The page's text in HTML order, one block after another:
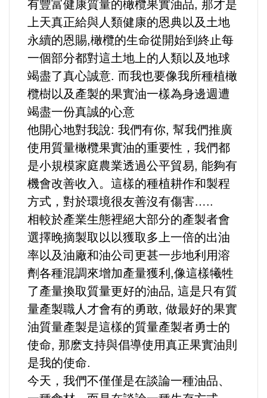
有豐富健康質量的橄欖果實油品, 那才是
上天真正給與人類健康的恩典以及土地
永續的恩賜,橄欖的生命從開始到終止每
一個部分都對這土地上的人類以及地球
竭盡了真心誠意. 而我也要像我所種植橄
欖樹以及產製的果實油一樣為身邊週遭
竭盡一份真誠的心意
他開心地對我說: 我們有你, 幫我們推廣
使用質量橄欖果實油的重要性，我們都
是小規模家庭農業透過公平貿易, 能夠有
機會改善收入。這樣的種植耕作和製程
方式，對於環境很友善沒有傷害…..
相較於產業生態裡絕大部分的產製者會
選擇晚摘製取以以獲取多上一倍的出油
率以及油廠和油公司更甚一步地利用溶
劑各種混調來增加產量獲利,像這樣犧牲
了產量換取質量更好的油品, 這是只有質
量產製職人才會有的勇敢, 做最好的果實
油質量產製是這樣的質量產製者勇士的
使命, 那麽支持與倡導使用真正果實油則
是我的使命.
今天，我們不僅僅是在談論一種油品、